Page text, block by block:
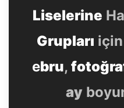
Liselerine
Grupları için
ebru,
ay